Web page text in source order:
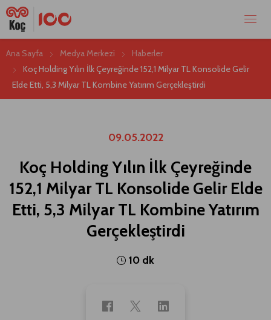
Ana Sayfa Medya Merkezi
Haberler
Koç Holding Yılın İlk Çeyreğinde 152,1 Milyar TL Konsolide Gelir
Elde Etti, 5,3 Milyar TL Kombine Yatırım Gerçekleştirdi
09.05.2022
Koç Holding Yılın İlk Çeyreğinde
152,1 Milyar TL Konsolide Gelir Elde
Etti, 5,3 Milyar TL Kombine Yatırım
Gerçekleştirdi
10 dk